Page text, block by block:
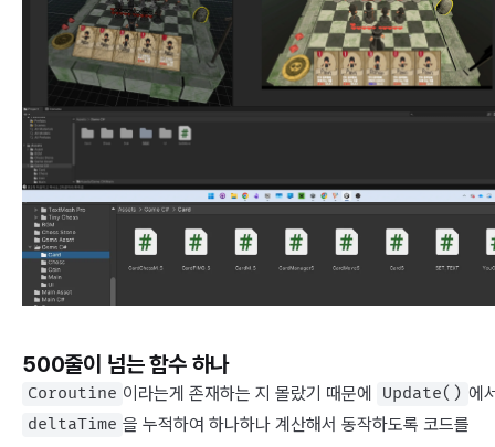
500줄이 넘는 함수 하나
Coroutine 이라는게 존재하는 지 몰랐기 때문에 Update() 에
deltaTime 을 누적하여 하나하나 계산해서 동작하도록 코드를